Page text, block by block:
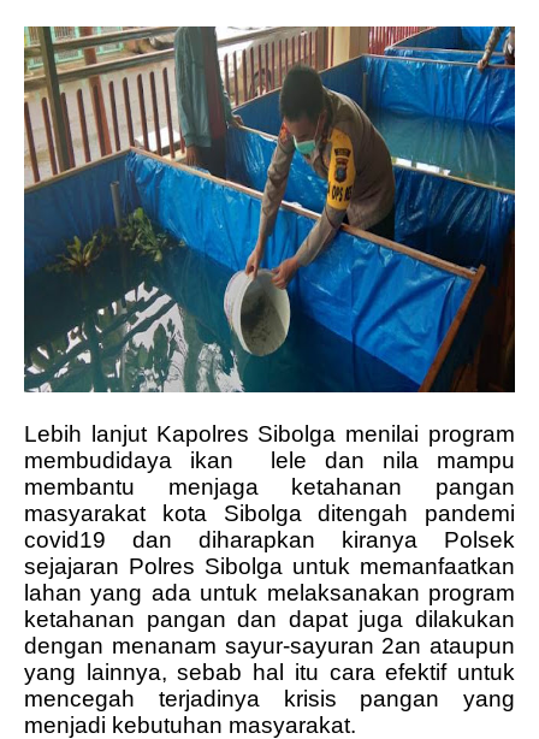
Lebih lanjut Kapolres Sibolga menilai program
membudidaya ikan lele dan nila mampu
membantu menjaga ketahanan pangan
masyarakat kota Sibolga ditengah pandemi
covid19 dan diharapkan kiranya Polsek
sejajaran Polres Sibolga untuk memanfaatkan
lahan yang ada untuk melaksanakan program
ketahanan pangan dan dapat juga dilakukan
dengan menanam sayur-sayuran 2an ataupun
yang lainnya, sebab hal itu cara efektif untuk
mencegah terjadinya krisis pangan yang
menjadi kebutuhan masyarakat.